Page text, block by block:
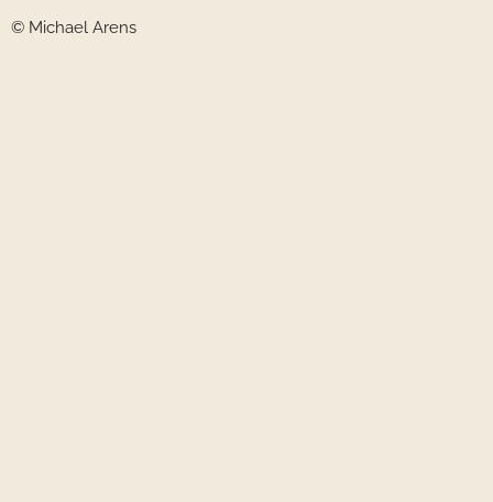
© Michael Arens